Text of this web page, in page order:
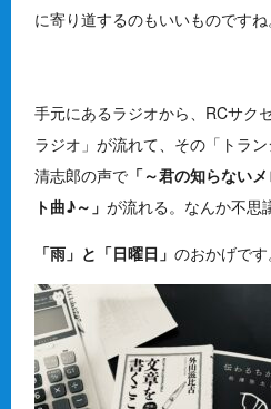
に寄り道するのもいいものですね
手元にあるラジオから、RCサク
ラジオ」が流れて、その「トラン
清志郎の声で 「～君の知らない
ト曲♪～」が流れる。なんか不思
「雨」と「日曜日」のおかげです